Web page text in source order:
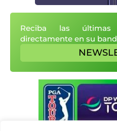
Reciba las
directamente en su